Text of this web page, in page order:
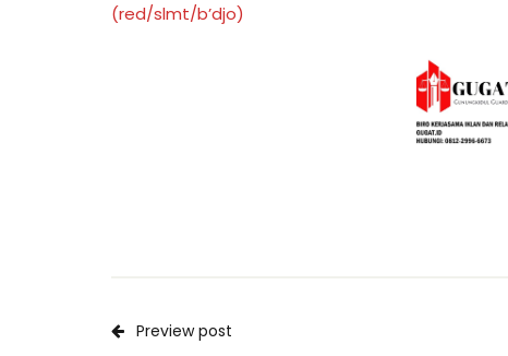
(red/slmt/b’djo)
Preview post